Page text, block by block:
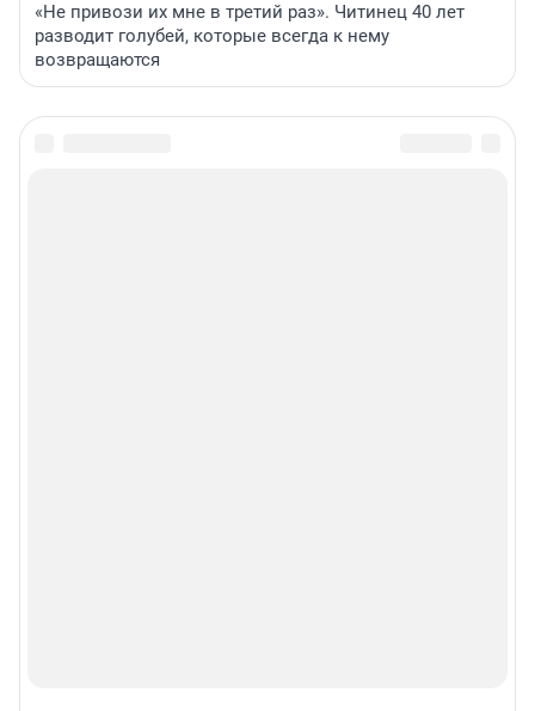
«Не привози их мне в третий раз». Читинец 40 лет
разводит голубей, которые всегда к нему
возвращаются